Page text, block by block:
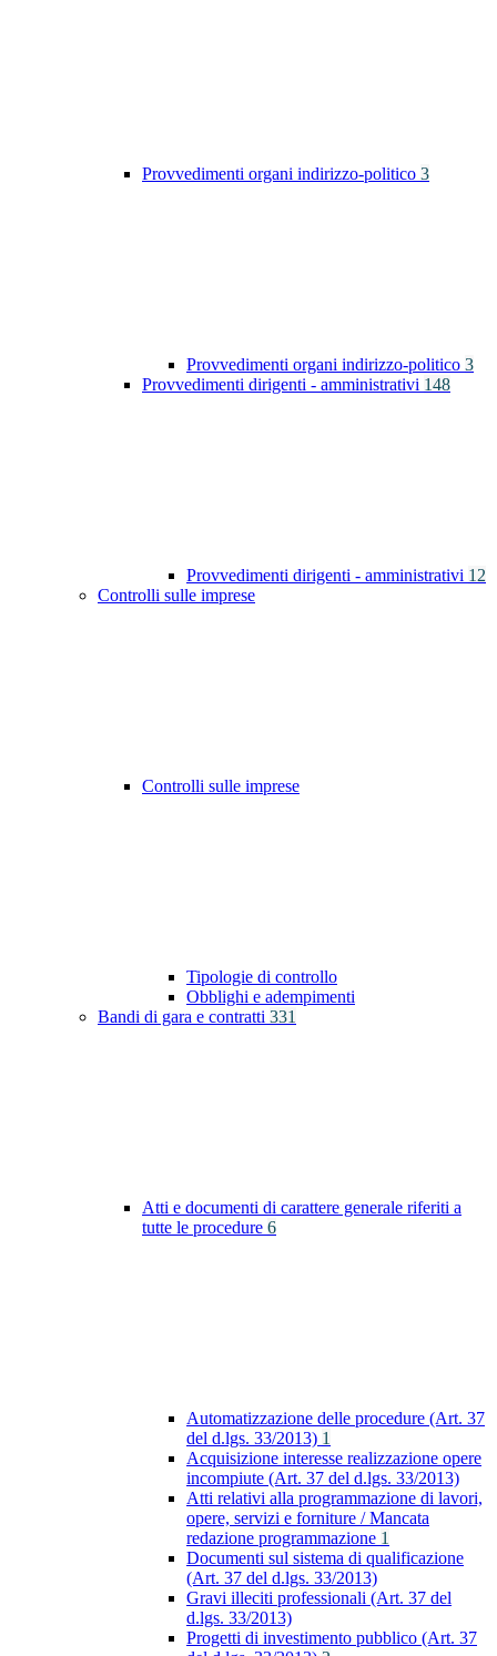
Provvedimenti organi indirizzo-politico 3
Provvedimenti organi indirizzo-politico 3
Provvedimenti dirigenti - amministrativi 148
Provvedimenti dirigenti - amministrativi 12
Controlli sulle imprese
Controlli sulle imprese
Tipologie di controllo
Obblighi e adempimenti
Bandi di gara e contratti 331
Atti e documenti di carattere generale riferiti a
tutte le procedure 6
Automatizzazione delle procedure (Art. 37
del d.lgs. 33/2013) 1
Acquisizione interesse realizzazione opere
incompiute (Art. 37 del d.lgs. 33/2013)
Atti relativi alla programmazione di lavori,
opere, servizi e forniture / Mancata
redazione programmazione 1
Documenti sul sistema di qualificazione
(Art. 37 del d.lgs. 33/2013)
Gravi illeciti professionali (Art. 37 del
d.lgs. 33/2013)
Progetti di investimento pubblico (Art. 37